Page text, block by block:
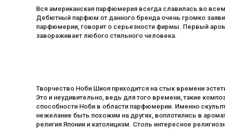
герань
дерево хиноки
древесные ноты
какао
кастореум
Вся американская парфюмерия всегда славилась во
Дебютный парфюм от данного бренда очень громко
парфюмерии, говорит о серьезности фирмы. Первый
завораживает любого стильного человека.
Творчество Ноби Шиоя приходится на стык времени
Это и неудивительно, ведь для того времени, такие
способности Ноби в области парфюмерии. Именно
нежелание быть похожим на других, воплотились в
религия Японии и католицизм. Столь интересное